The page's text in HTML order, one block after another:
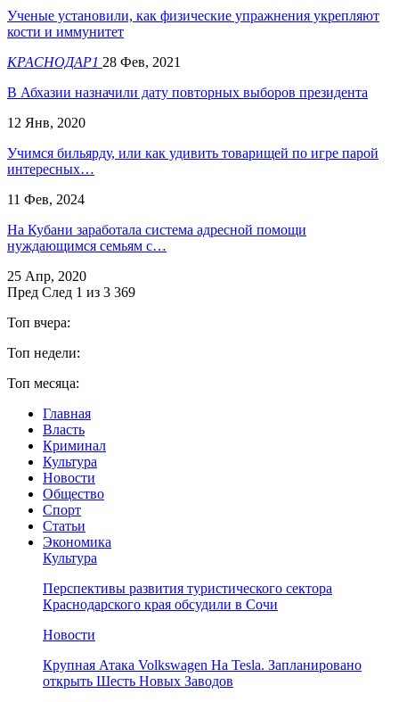
Ученые установили, как физические упражнения укрепляют
кости и иммунитет
КРАСНОДАР1 28 Фев, 2021
В Абхазии назначили дату повторных выборов президента
12 Янв, 2020
Учимся бильярду, или как удивить товарищей по игре парой
интересных…
11 Фев, 2024
На Кубани заработала система адресной помощи
нуждающимся семьям с…
25 Апр, 2020
Пред След 1 из 3 369
Топ вчера:
Топ недели:
Топ месяца:
Главная
Власть
Криминал
Культура
Новости
Общество
Спорт
Статьи
Экономика
Культура
Перспективы развития туристического сектора
Краснодарского края обсудили в Сочи
Новости
Крупная Атака Volkswagen На Tesla. Запланировано
открыть Шесть Новых Заводов